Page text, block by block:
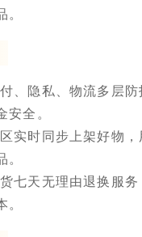
。
、隐私、物流多层
安全。
实时同步上架好物
。
七天无理由退换服
。